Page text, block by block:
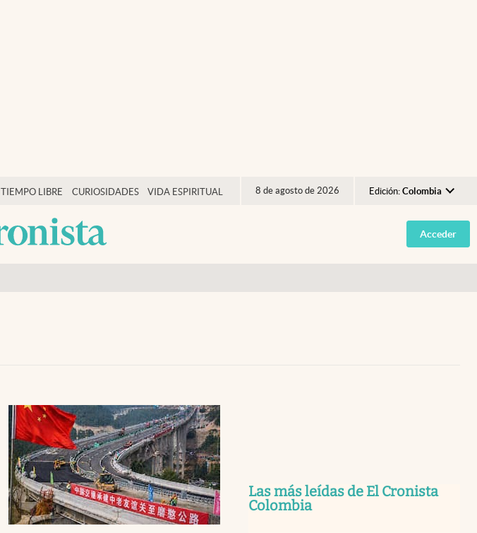
TIEMPO LIBRE CURIOSIDADES VIDA ESPIRITUAL 8 de agosto de 2026 Edición: Colombia
Argentina
España
Acceder
Las más leídas de El Cronista
Colombia